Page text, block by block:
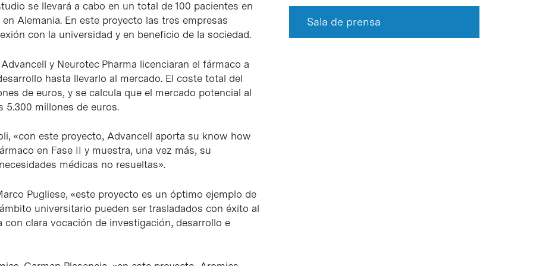
se llevará a cabo en un total de 100 pacientes en
Alemania. En este proyecto las tres empresas
con la universidad y en beneficio de la sociedad.
y Neurotec Pharma licenciaran el fármaco a
hasta llevarlo al mercado. El coste total del
de euros, y se calcula que el mercado potencial al
5.300 millones de euros.
«con este proyecto, Advancell aporta su know how
en Fase II y muestra, una vez más, su
médicas no resueltas».
Pugliese, «este proyecto es un óptimo ejemplo de
universitario pueden ser trasladados con éxito al
clara vocación de investigación, desarrollo e
Sala de prensa